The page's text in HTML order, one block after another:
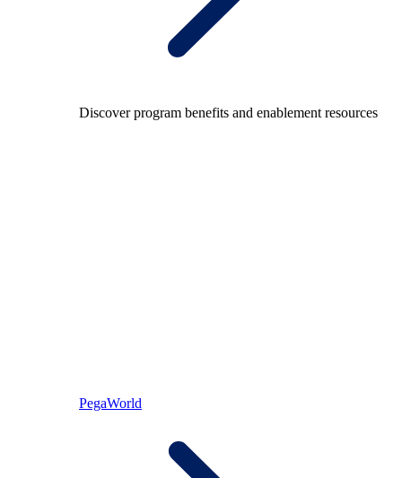
Discover program benefits and enablement resources
PegaWorld